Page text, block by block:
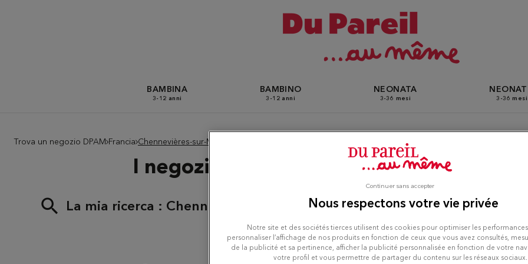
BAMBINA
3-12 anni
BAMBINO
3-12 anni
NEONATA
3-36 mesi 3-36 mesi
Trova un negozio DPAM Francia Chennevières-sur-Marne
I negozi Du Pareil Au Même a
La mia ricerca : Chennevières-sur-MarneNous respectons votre vie privée
Notre site et des sociétés tierces utilisent des cookies pour optimiser les
personnaliser l’affichage de nos produits en fonction de ceux que vous avez consultés,
de la publicité et sa pertinence, afficher la publicité personnalisée en fonction de votre
votre profil et vous permettre de partager du contenu sur les réseaux sociaux.
Continuer sans accepter